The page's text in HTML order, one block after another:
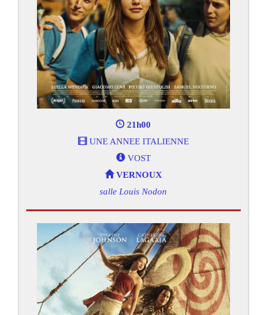
21h00
UNE ANNEE ITALIENNE
VOST
VERNOUX
salle Louis Nodon